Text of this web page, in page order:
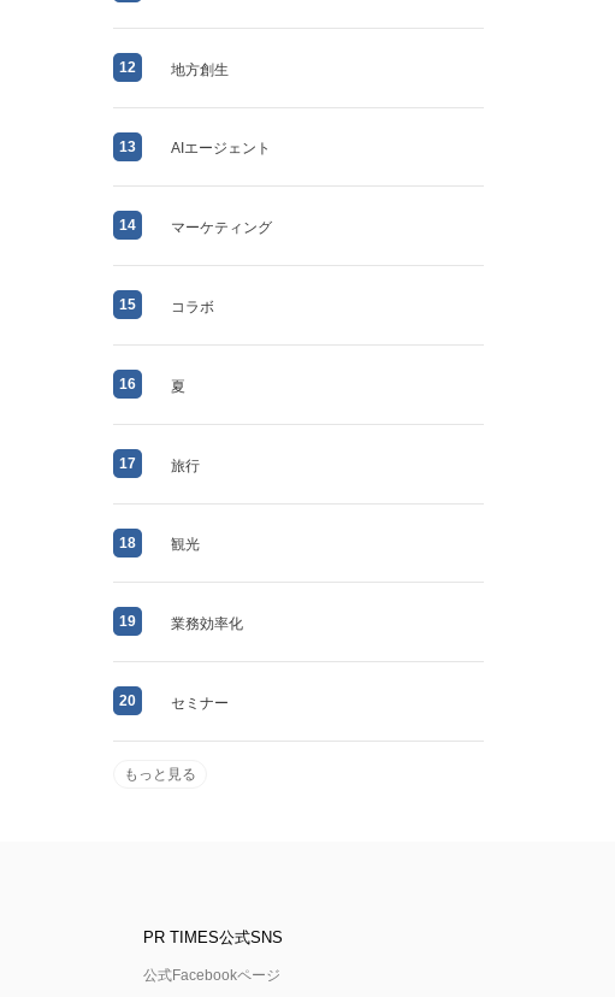
12 地方創生
13 AIエージェント
14 マーケティング
15 コラボ
16 夏
17 旅行
18 観光
19 業務効率化
20 セミナー
もっと見る
PR TIMES公式SNS
公式Facebookページ